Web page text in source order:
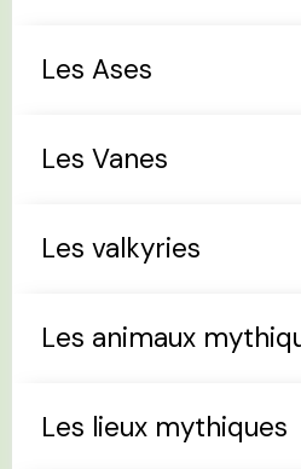
Les Ases
Les Vanes
Les valkyries
Les animaux
Les lieux mythiques